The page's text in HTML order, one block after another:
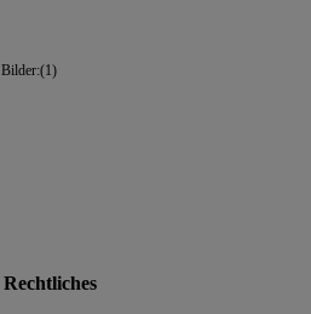
Bilder:(1)
Rechtliches